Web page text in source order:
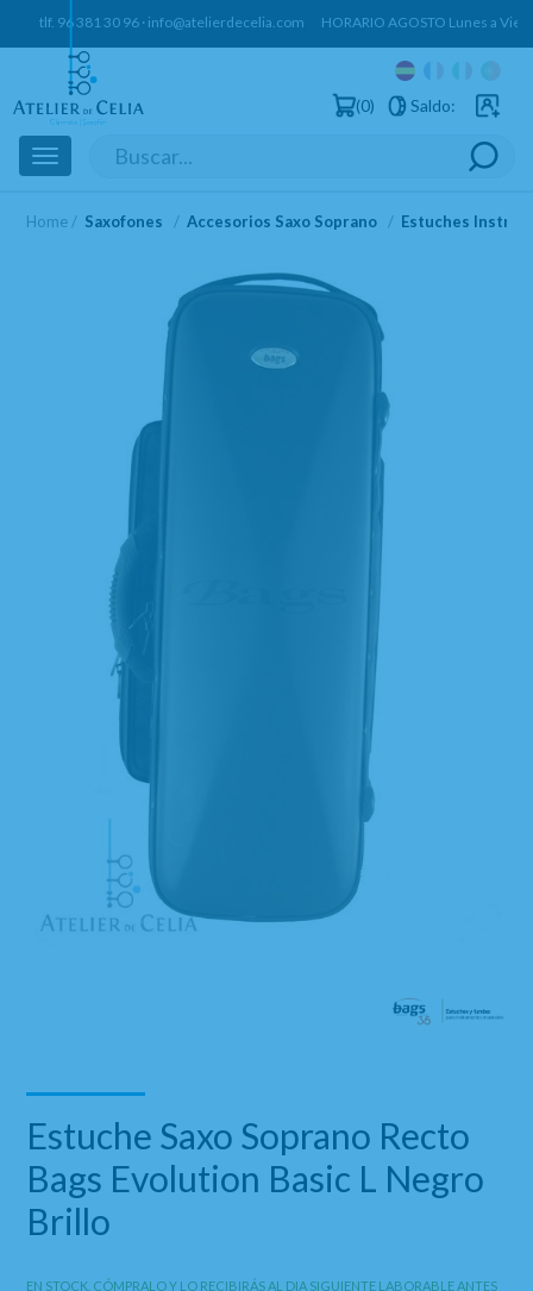
tlf. 96 381 30 96 · info@atelierdecelia.com HORARIO AGOSTO Lunes a
0 Saldo:
Toggle
navigation
Home Saxofones Accesorios Saxo Soprano Estuches
Estuche Saxo Soprano Recto
Bags Evolution Basic L Negro
Brillo
EN STOCK. CÓMPRALO Y LO RECIBIRÁS AL DIA SIGUIENTE LABORABLE ANTES